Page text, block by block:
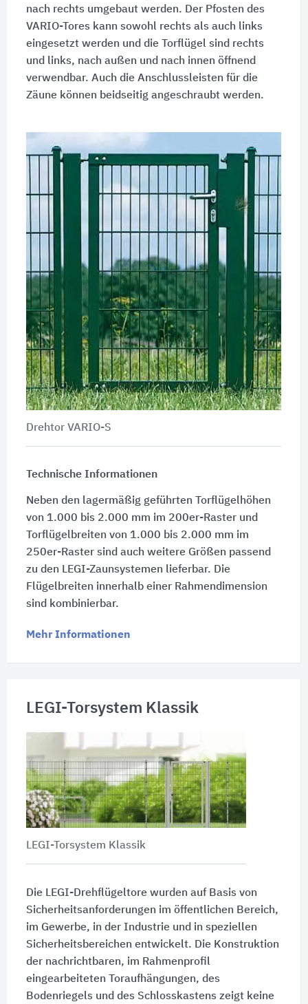
nach rechts umgebaut werden. Der Pfosten des
VARIO-Tores kann sowohl rechts als auch links
eingesetzt werden und die Torflügel sind rechts
und links, nach außen und nach innen öffnend
verwendbar. Auch die Anschlussleisten für die
Zäune können beidseitig angeschraubt werden.
Drehtor VARIO-S
Technische Informationen
Neben den lagermäßig geführten Torflügelhöhen
von 1.000 bis 2.000 mm im 200er-Raster und
Torflügelbreiten von 1.000 bis 2.000 mm im
250er-Raster sind auch weitere Größen passend
zu den LEGI-Zaunsystemen lieferbar. Die
Flügelbreiten innerhalb einer Rahmendimension
sind kombinierbar.
Mehr Informationen
LEGI-Torsystem Klassik
LEGI-Torsystem Klassik
Die LEGI-Drehflügeltore wurden auf Basis von
Sicherheitsanforderungen im öffentlichen Bereich,
im Gewerbe, in der Industrie und in speziellen
Sicherheitsbereichen entwickelt. Die Konstruktion
der nachrichtbaren, im Rahmenprofil
eingearbeiteten Toraufhängungen, des
Bodenriegels und des Schlosskastens zeigt keine